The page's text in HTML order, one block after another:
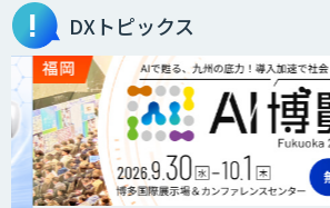
RPAラーニング
RPA定型業務ロボッ
ョン UiPath/
DXトピックス